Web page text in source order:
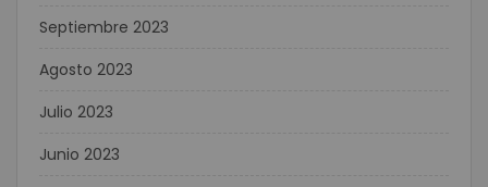
Septiembre 2023
Agosto 2023
Julio 2023
Junio 2023